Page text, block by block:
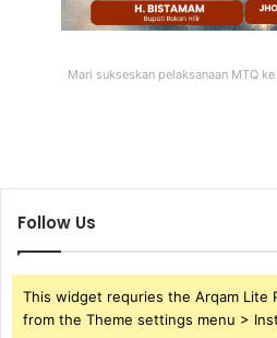
Mari sukseskan pelaksanaan MTQ
Follow Us
This widget requries the Arqam Lite
from the Theme settings menu >